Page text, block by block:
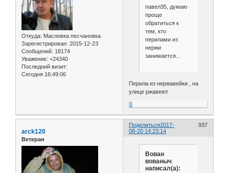
Откуда: Масловка песчановка
Зарегистрирован: 2015-12-23
Сообщений: 18174
Уважение: +24340
Последний визит:
Сегодня 16:49:06
павел35, думаю
проще
обратиться к
тем, кто
перилами из
нержи
занимается...
Перила из нержавейки , на
улице ржавеют
0
Поделиться 937
2017-
08-20 14:23:14
arck120
Ветеран
Вован
вованыч
написал(а):